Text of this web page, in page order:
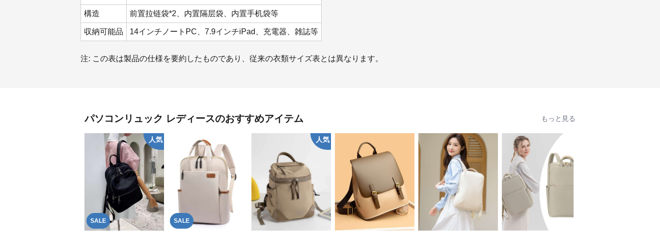
構造 前置拉链袋*2、内置隔层袋、内置手机袋等
収納可能品 14インチノートPC、7.9インチiPad、充電器、雑誌等
注: この表は製品の仕様を要約したものであり、従来の衣類サイズ表とは異なります。
パソコンリュック レディースのおすすめアイテム もっと見る
SALE
人気
SALE
人気